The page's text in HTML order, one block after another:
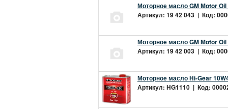
Моторное масло GM Motor Oil
Артикул: 19 42 043 | Код:
Моторное масло GM Motor
Артикул: 19 42 003 | Код:
Моторное масло Hi-Gear
Артикул: HG1110 | Код: